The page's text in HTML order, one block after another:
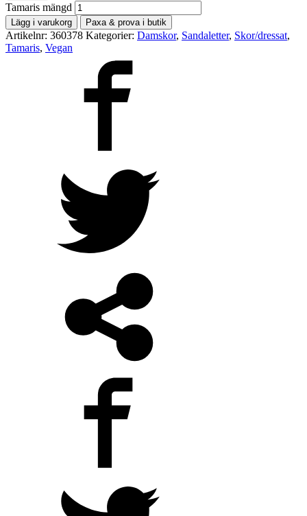
Tamaris mängd
Lägg i varukorg Paxa & prova i butik
Artikelnr: 360378 Kategorier: Damskor, Sandaletter, Skor/dressat,
Tamaris, Vegan